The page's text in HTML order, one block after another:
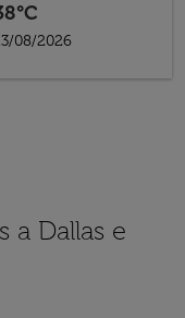
08/2026
a Dallas e